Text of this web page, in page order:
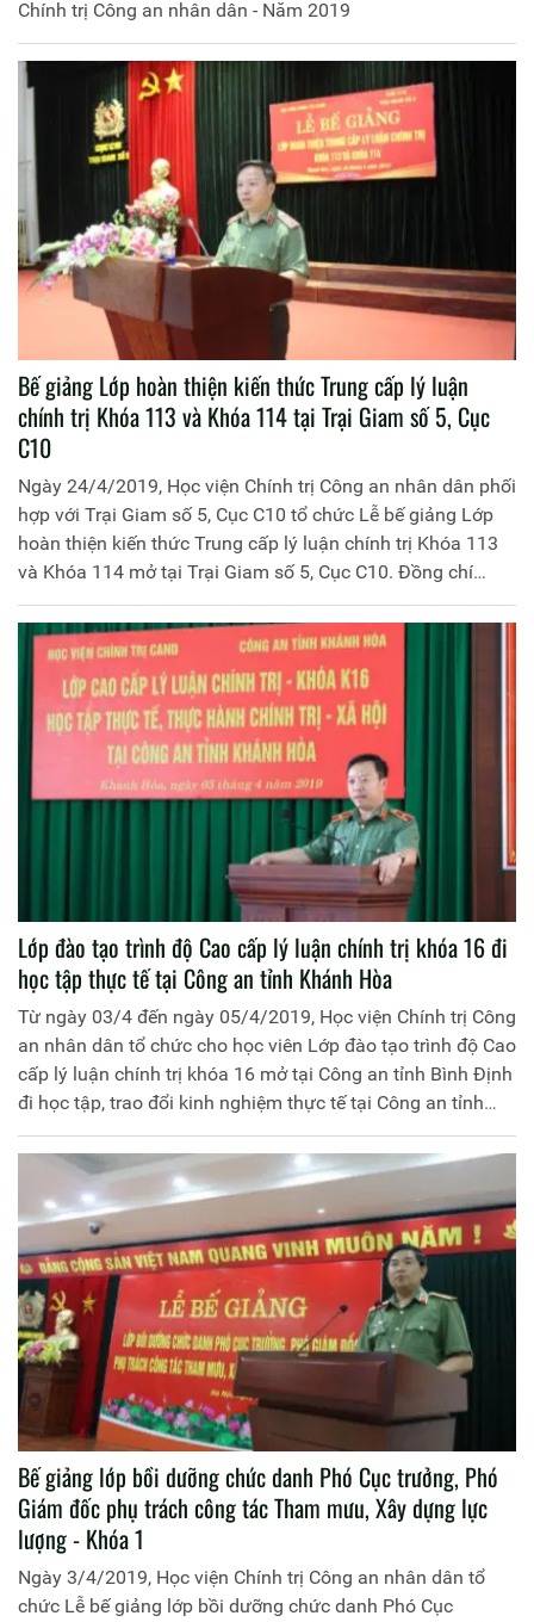
Chính trị Công an nhân dân - Năm 2019
Bế giảng Lớp hoàn thiện kiến thức Trung cấp lý luận
chính trị Khóa 113 và Khóa 114 tại Trại Giam số 5, Cục
C10
Ngày 24/4/2019, Học viện Chính trị Công an nhân dân phối
hợp với Trại Giam số 5, Cục C10 tổ chức Lễ bế giảng Lớp
hoàn thiện kiến thức Trung cấp lý luận chính trị Khóa 113
và Khóa 114 mở tại Trại Giam số 5, Cục C10. Đồng chí
Thiếu tướng, PGS.TS Phan Xuân Tuy, Phó Giám đốc Học
viện Chính trị Công an nhân dân chủ trì buổi lễ. Tham dự
có đồng chí Thượng tá Lê Văn Cứu, Giám thị Trại Giam số
5, đại diện lãnh đạo một số đơn vị thuộc Học viện Chính trị
Công an nhân dân và Trại Giam số 5 cùng 145 học viên 02
khóa học.
Lớp đào tạo trình độ Cao cấp lý luận chính trị khóa 16 đi
học tập thực tế tại Công an tỉnh Khánh Hòa
Từ ngày 03/4 đến ngày 05/4/2019, Học viện Chính trị Công
an nhân dân tổ chức cho học viên Lớp đào tạo trình độ Cao
cấp lý luận chính trị khóa 16 mở tại Công an tỉnh Bình Định
đi học tập, trao đổi kinh nghiệm thực tế tại Công an tỉnh
Khánh Hòa. Đồng chi Thiếu tướng, PGS.TS Phan Xuân Tuy,
Phó Giám đốc Học viện Chính trị Công an nhân dân làm
Trưởng đoàn. Tham gia Đoàn còn có đại diện lãnh đạo
Phòng Tổ chức cán bộ, Công an tỉnh Bình Định; đại diện
lãnh đạo Khoa Đào tạo lý luận chính trị và bồi dưỡng nâng
cao, Học viện Chính trị Công an nhân dân và các học viên
của lớp học.
Bế giảng lớp bồi dưỡng chức danh Phó Cục trưởng, Phó
Giám đốc phụ trách công tác Tham mưu, Xây dựng lực
lượng - Khóa 1
Ngày 3/4/2019, Học viện Chính trị Công an nhân dân tổ
chức Lễ bế giảng lớp bồi dưỡng chức danh Phó Cục